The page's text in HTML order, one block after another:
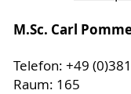
M.Sc. Carl
Telefon: +49
Raum: 165